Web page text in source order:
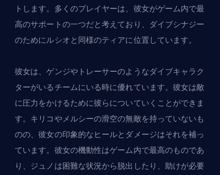
トします。多くのプレイヤーは、彼女がゲーム内で最
高のサポートの一つだと考えており、ダイブシナジー
のためにルシオと同様のティアに位置しています。
彼女は、ゲンジやトレーサーのようなダイブキャラク
ターがいるチームにいる時に優れています。彼女は敵
に圧力をかけるために彼らについていくことができま
す。キリコやメルシーの滑空の無敵を持っていないも
のの、彼女の印象的なヒールとダメージはそれを補っ
ています。彼女の機動性はゲーム内で最高のものであ
り、ジュノは困難な状況から脱出したり、助けが必要